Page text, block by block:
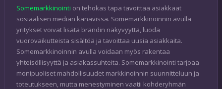
Somemarkkinointi on tehokas tapa tavoittaa asiakkaat
sosiaalisen median kanavissa. Somemarkkinoinnin avulla
yritykset voivat lisätä brändin näkyvyyttä, luoda
vuorovaikutteista sisältöä ja tavoittaa uusia asiakkaita.
Somemarkkinoinnin avulla voidaan myös rakentaa
yhteisöllisyyttä ja asiakassuhteita. Somemarkkinointi tarjoaa
monipuoliset mahdollisuudet markkinoinnin suunnitteluun ja
toteutukseen, mutta menestyminen vaatii kohderyhmän